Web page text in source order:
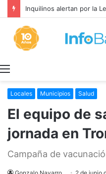
Inquilinos alertan por la
Locales Municipios Salud
El equipo de
jornada en
Campaña de